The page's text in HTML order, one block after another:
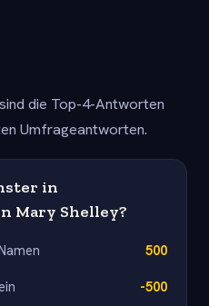
die Top-4-Antworten
Umfrageantworten.
in
Mary Shelley?
500
-500